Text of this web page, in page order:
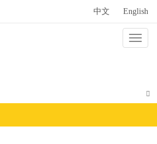
中文 English